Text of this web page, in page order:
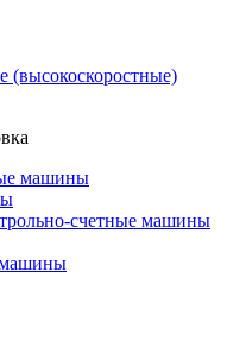
машины
счетные машины
машины